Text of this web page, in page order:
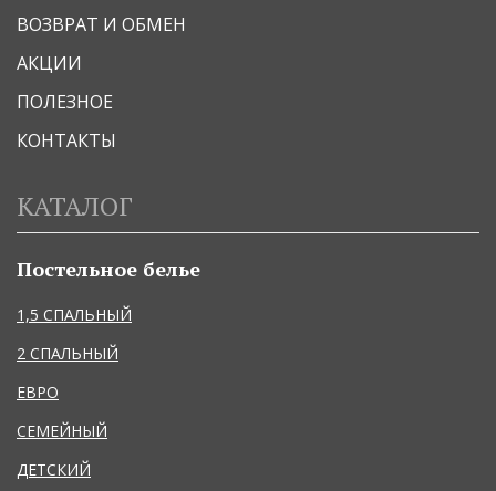
ВОЗВРАТ И ОБМЕН
АКЦИИ
ПОЛЕЗНОЕ
КОНТАКТЫ
КАТАЛОГ
Постельное белье
1,5 СПАЛЬНЫЙ
2 СПАЛЬНЫЙ
ЕВРО
СЕМЕЙНЫЙ
ДЕТСКИЙ